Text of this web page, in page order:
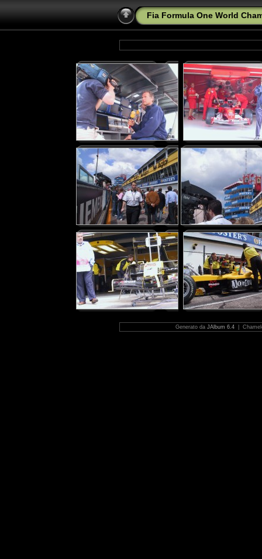
Fia Formula One World
Generato da JAlbum 6.4 |